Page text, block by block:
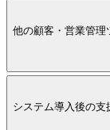
他の顧客・営業管理
システム導入後の支